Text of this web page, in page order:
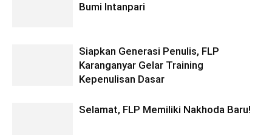
Bumi Intanpari
Siapkan Generasi Penulis, FLP
Karanganyar Gelar Training
Kepenulisan Dasar
Selamat, FLP Memiliki Nakhoda Baru!